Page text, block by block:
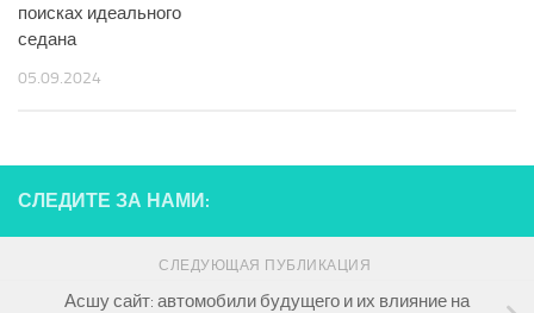
поисках идеального
седана
05.09.2024
СЛЕДИТЕ ЗА НАМИ:
СЛЕДУЮЩАЯ ПУБЛИКАЦИЯ
Асшу сайт: автомобили будущего и их влияние на